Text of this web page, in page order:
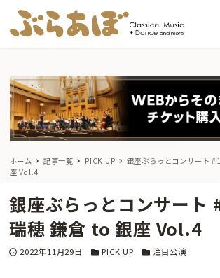
ホーム 記事一覧 PICK UP
銀座ぶらっとコンサート
座 Vol.4
銀座ぶらっとコンサート
瑞穂 鎌倉 to 銀座 Vol.4
投稿日
2022年11月29日 カテゴリー
PICK UP カテゴリー
注目公演